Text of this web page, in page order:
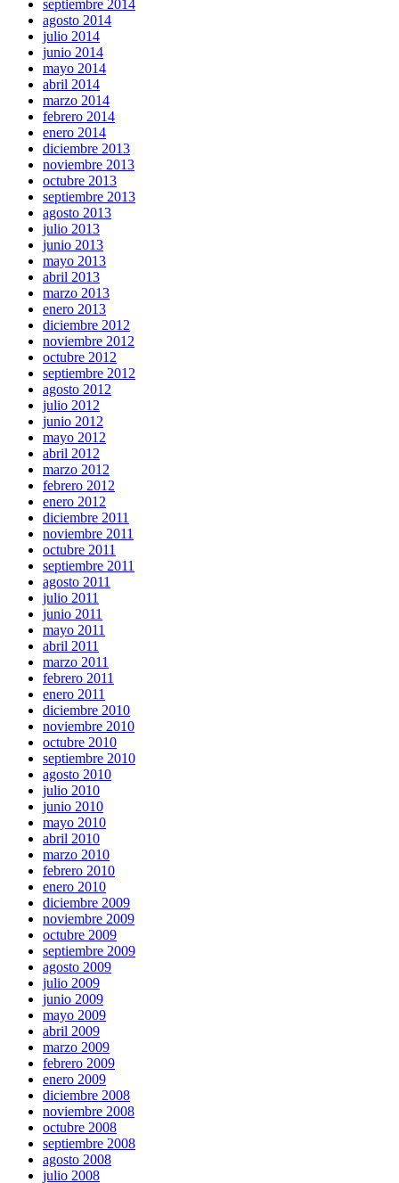
septiembre 2014
agosto 2014
julio 2014
junio 2014
mayo 2014
abril 2014
marzo 2014
febrero 2014
enero 2014
diciembre 2013
noviembre 2013
octubre 2013
septiembre 2013
agosto 2013
julio 2013
junio 2013
mayo 2013
abril 2013
marzo 2013
enero 2013
diciembre 2012
noviembre 2012
octubre 2012
septiembre 2012
agosto 2012
julio 2012
junio 2012
mayo 2012
abril 2012
marzo 2012
febrero 2012
enero 2012
diciembre 2011
noviembre 2011
octubre 2011
septiembre 2011
agosto 2011
julio 2011
junio 2011
mayo 2011
abril 2011
marzo 2011
febrero 2011
enero 2011
diciembre 2010
noviembre 2010
octubre 2010
septiembre 2010
agosto 2010
julio 2010
junio 2010
mayo 2010
abril 2010
marzo 2010
febrero 2010
enero 2010
diciembre 2009
noviembre 2009
octubre 2009
septiembre 2009
agosto 2009
julio 2009
junio 2009
mayo 2009
abril 2009
marzo 2009
febrero 2009
enero 2009
diciembre 2008
noviembre 2008
octubre 2008
septiembre 2008
agosto 2008
julio 2008